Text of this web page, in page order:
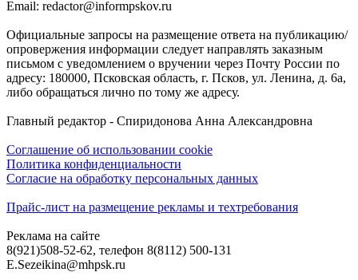
Email: redactor@informpskov.ru
Официальные запросы на размещение ответа на публикацию/
опровержения информации следует направлять заказным
письмом с уведомлением о вручении через Почту России по
адресу: 180000, Псковская область, г. Псков, ул. Ленина, д. 6а,
либо обращаться лично по тому же адресу.
Главный редактор - Спиридонова Анна Александровна
Соглашение об использовании cookie
Политика конфиденциальности
Согласие на обработку персональных данных
Прайс-лист на размещение рекламы и техтребования
Реклама на сайте
8(921)508-52-62, телефон 8(8112) 500-131
E.Sezeikina@mhpsk.ru